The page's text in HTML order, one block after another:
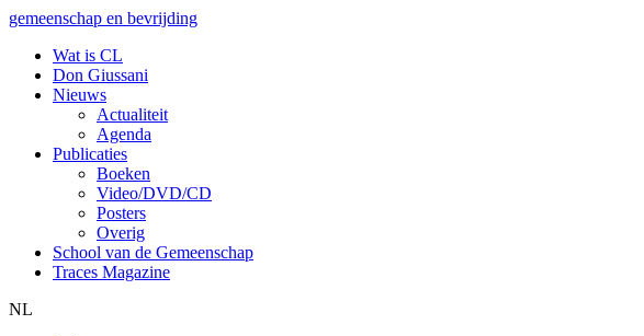
gemeenschap en bevrijding
Wat is CL
Don Giussani
Nieuws
Actualiteit
Agenda
Publicaties
Boeken
Video/DVD/CD
Posters
Overig
School van de Gemeenschap
Traces Magazine
NL